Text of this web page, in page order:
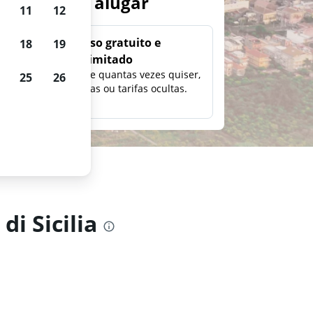
Uso gratuito e
ilimitado
Pesquise quantas vezes quiser,
sem taxas ou tarifas ocultas.
Sicilia
11 12
18 19
25 26